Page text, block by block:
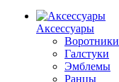
Аксессуары
Воротники
Галстуки
Эмблемы
Ранцы